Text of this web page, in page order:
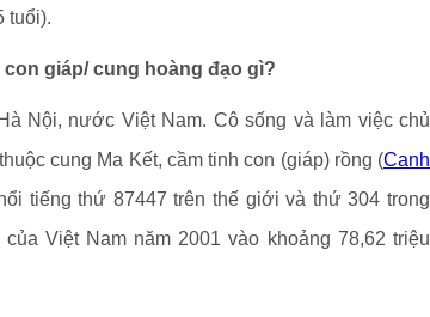
tuổi).
giáp/ cung hoàng đạo gì?
Nội, nước Việt Nam. Cô sống và làm việc chủ
cung Ma Kết, cầm tinh con (giáp) rồng (Canh
tiếng thứ 87447 trên thế giới và thứ 304 trong
Việt Nam năm 2001 vào khoảng 78,62 triệu